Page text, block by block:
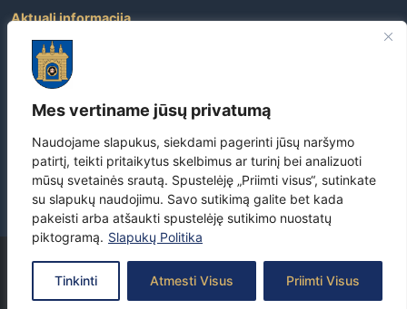
Mes vertiname jūsų privatumą
Naudojame slapukus, siekdami pagerinti jūsų naršymo
patirtį, teikti pritaikytus skelbimus ar turinį bei analizuoti
mūsų svetainės srautą. Spustelėję „Priimti visus“, sutinkate
su slapukų naudojimu. Savo sutikimą galite bet kada
pakeisti arba atšaukti spustelėję sutikimo nuostatų
piktogramą. Slapukų Politika
Tinkinti Atmesti Visus Priimti Visus
Aktuali informacija
Paslaugos
Atviri duomenys
Nuorodos
Dažniausiai užduodami klausimai
Apie savivaldybę
Copyright
savivaldybė